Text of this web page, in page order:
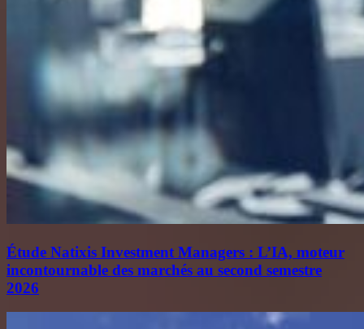
Étude Natixis Investment Managers : L’IA, moteur
incontournable des marchés au second semestre
2026